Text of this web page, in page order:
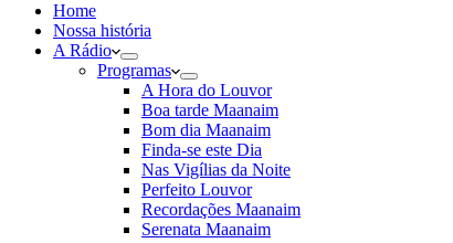
Home
Nossa história
A Rádio
Programas
A Hora do Louvor
Boa tarde Maanaim
Bom dia Maanaim
Finda-se este Dia
Nas Vigílias da Noite
Perfeito Louvor
Recordações Maanaim
Serenata Maanaim